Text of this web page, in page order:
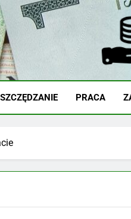
Ile-
Zarobki Gwiazd, Ciekawostki
PRACA